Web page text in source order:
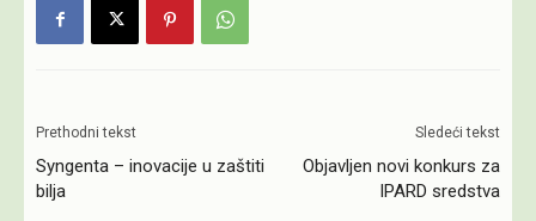
Prethodni tekst
Syngenta – inovacije u zaštiti
bilja
Sledeći tekst
Objavljen novi konkurs za
IPARD sredstva